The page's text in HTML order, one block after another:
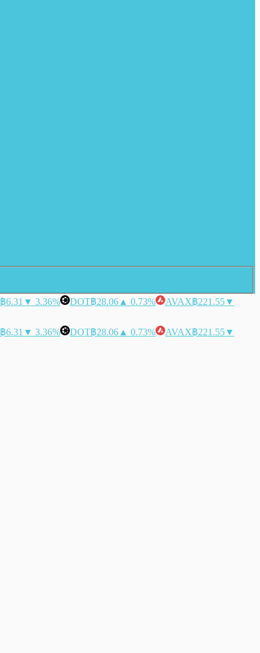
฿6.31 ▼ 3.36% DOT฿28.06 ▲ 0.73% AVAX฿221.55▼
฿6.31 ▼ 3.36% DOT฿28.06 ▲ 0.73% AVAX฿221.55▼